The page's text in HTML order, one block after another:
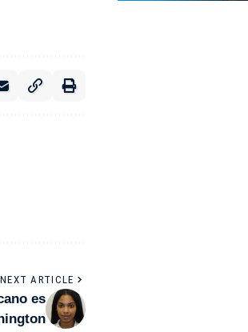
NEXT ARTICLE
es